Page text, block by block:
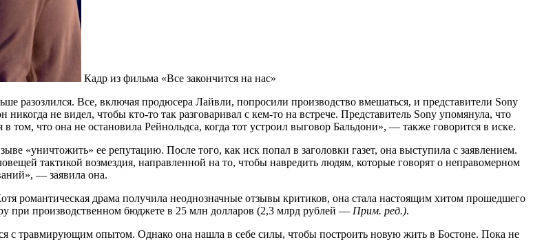
Кадр из фильма «Все закончится на нас»
разозлился. Все, включая продюсера Лайвли, попросили производство вмешаться, и представители Sony
не видел, чтобы кто-то так разговаривал с кем-то на встрече. Представитель Sony упомянула, что
том, что она не остановила Рейнольдса, когда тот устроил выговор Бальдони», — также говорится в иске.
«уничтожить» ее репутацию. После того, как иск попал в заголовки газет, она выступила с заявлением.
тактикой возмездия, направленной на то, чтобы навредить людям, которые говорят о неправомерном
— заявила она.
романтическая драма получила неоднозначные отзывы критиков, она стала настоящим хитом прошедшего
при производственном бюджете в 25 млн долларов (2,3 млрд рублей — Прим. ред.).
с травмирующим опытом. Однако она нашла в себе силы, чтобы построить новую жить в Бостоне. Пока не